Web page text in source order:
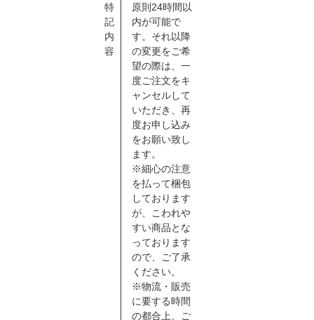
特
記
内
容
原則24時間以
内が可能で
す。それ以降
の変更をご希
望の際は、一
度ご注文をキ
ャンセルして
いただき、再
度お申し込み
をお願い致し
ます。
※細心の注意
を払って梱包
しております
が、こわれや
すい商品とな
っております
ので、ご了承
ください。
※物流・販売
に要する時間
の都合上、ご